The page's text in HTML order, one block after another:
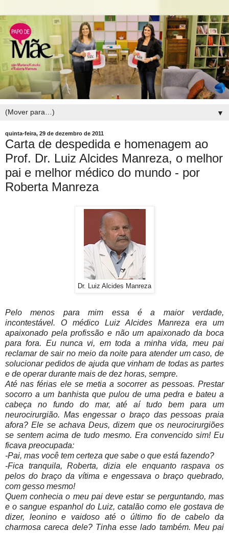
▼
quinta-feira, 29 de dezembro de 2011
Carta de despedida e homenagem ao
Prof. Dr. Luiz Alcides Manreza, o melhor
pai e melhor médico do mundo - por
Roberta Manreza
Dr. Luiz Alcides Manreza
Pelo menos para mim essa é a maior verdade,
incontestável. O médico Luiz Alcides Manreza era um
apaixonado pela profissão e não um apaixonado da boca
para fora. Eu nunca vi, em toda a minha vida, meu pai
reclamar de sair no meio da noite para atender um caso, de
solucionar pedidos de ajuda que vinham de todas as partes
e de operar durante mais de dez horas, sempre.
Até nas férias ele se metia a socorrer as pessoas. Prestar
socorro a um banhista que pulou de uma pedra e bateu a
cabeça no fundo do mar, até aí tudo bem para um
neurocirurgião. Mas engessar o braço das pessoas praia
afora? Ele se achava Deus, dizem que os neurocirurgiões
se sentem acima de tudo mesmo. Era convencido sim! Eu
ficava preocupada:
-Pai, mas você tem certeza que sabe o que está fazendo?
-Fica tranquila, Roberta, dizia ele enquanto raspava os
pelos do braço da vítima e engessava o braço quebrado,
com gesso mesmo!
Quem conhecia o meu pai deve estar se perguntando, mas
e o sangue espanhol do Luiz, catalão como ele gostava de
dizer, leonino e vaidoso até o último fio de cabelo da
charmosa careca dele? Tinha esse lado também. Meu pai